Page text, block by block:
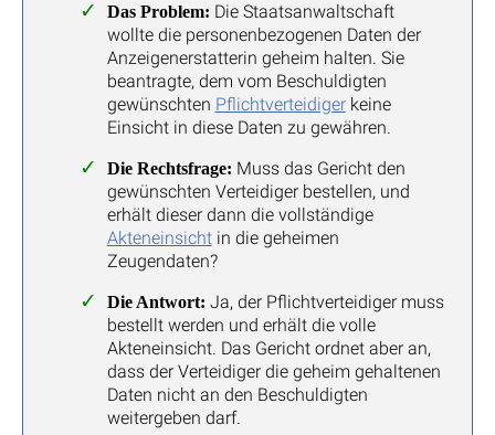
Das Problem: Die Staatsanwaltschaft
wollte die personenbezogenen Daten der
Anzeigenerstatterin geheim halten. Sie
beantragte, dem vom Beschuldigten
gewünschten Pflichtverteidigerkeine
Einsicht in diese Daten zu gewähren.
Die Rechtsfrage: Muss das Gericht den
gewünschten Verteidiger bestellen, und
erhält dieser dann die vollständige
Akteneinsichtin die geheimen
Zeugendaten?
Die Antwort: Ja, der Pflichtverteidiger muss
bestellt werden und erhält die volle
Akteneinsicht. Das Gericht ordnet aber an,
dass der Verteidiger die geheim gehaltenen
Daten nicht an den Beschuldigten
weitergeben darf.